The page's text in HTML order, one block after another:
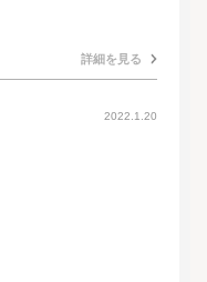
詳細を見る
2022.1.20